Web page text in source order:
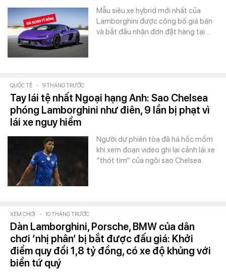
Mẫu siêu xe hybrid mới nhất của
Lamborghini được công bố giá bán
và bắt đầu nhận đơn đặt hàng tại…
QUỐC TẾ - 9 THÁNG TRƯỚC
Tay lái tệ nhất Ngoại hạng Anh: Sao Chelsea
phóng Lamborghini như điên, 9 lần bị phạt vì
lái xe nguy hiểm
Người dự phiên tòa đã há hốc mồm
khi xem đoạn video ghi lại cảnh lái xe
“thót tim” của ngôi sao Chelsea.
XEM CHƠI - 10 THÁNG TRƯỚC
Dàn Lamborghini, Porsche, BMW của dân
chơi ‘nhị phân’ bị bắt được đấu giá: Khởi
điểm quy đổi 1,8 tỷ đồng, có xe độ khủng với
biển tứ quý